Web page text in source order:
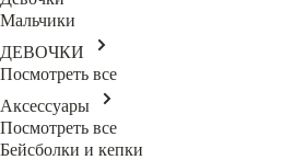
Мальчики
ДЕВОЧКИ
Посмотреть все
Аксессуары
Посмотреть все
Бейсболки и кепки